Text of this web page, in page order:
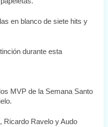
en blanco de siete hits y
durante esta
MVP de la Semana Santo
Ricardo Ravelo y Audo